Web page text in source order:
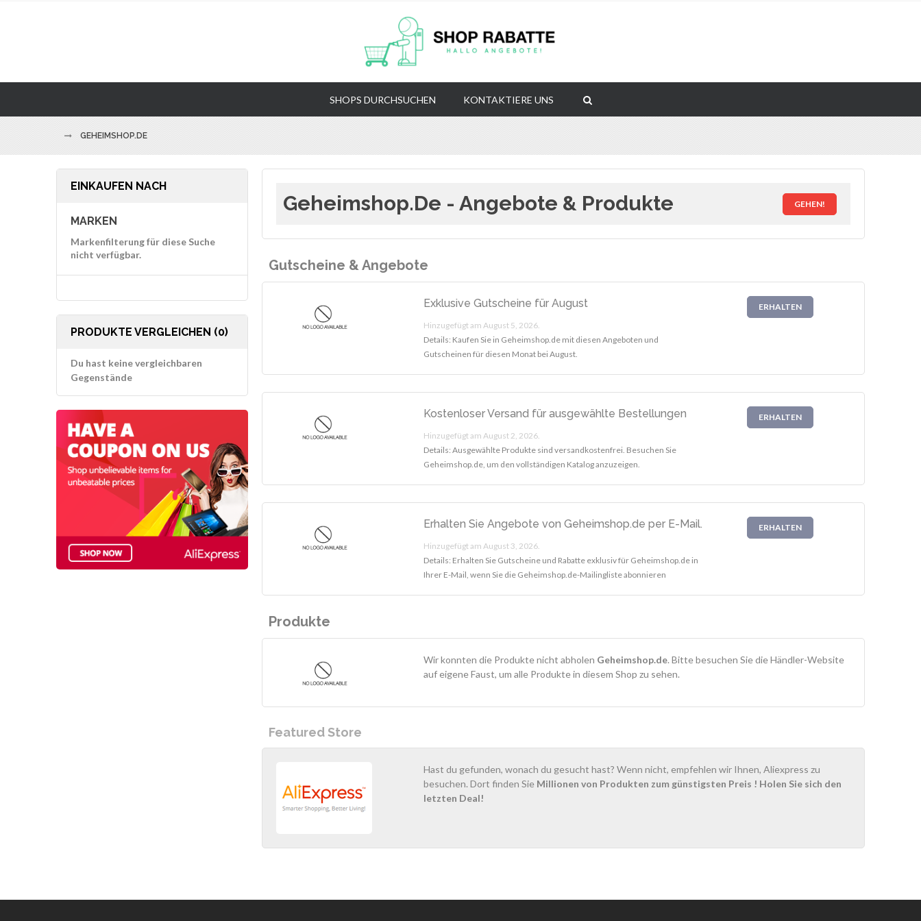
SHOPS DURCHSUCHEN KONTAKTIERE UNS
GEHEIMSHOP.DE
Geheimshop.de - Angebote & Produkte GEHEN!
Gutscheine & Angebote
Exklusive Gutscheine für August
Hinzugefügt am August 5, 2026.
Details: Kaufen Sie in Geheimshop.de mit diesen Angeboten und
Gutscheinen für diesen Monat bei August.
ERHALTEN
Kostenloser Versand für ausgewählte Bestellungen
Hinzugefügt am August 2, 2026.
Details: Ausgewählte Produkte sind versandkostenfrei. Besuchen Sie
Geheimshop.de, um den vollständigen Katalog anzuzeigen.
ERHALTEN
Erhalten Sie Angebote von Geheimshop.de per E-Mail.
Hinzugefügt am August 3, 2026.
Details: Erhalten Sie Gutscheine und Rabatte exklusiv für Geheimshop.de in
Ihrer E-Mail, wenn Sie die Geheimshop.de-Mailingliste abonnieren
ERHALTEN
Produkte
Wir konnten die Produkte nicht abholen Geheimshop.de. Bitte besuchen Sie die Händler-Website
auf eigene Faust, um alle Produkte in diesem Shop zu sehen.
Featured Store
Hast du gefunden, wonach du gesucht hast? Wenn nicht, empfehlen wir Ihnen, Aliexpress zu
besuchen. Dort finden Sie Millionen von Produkten zum günstigsten Preis ! Holen Sie sich den
letzten Deal!
EINKAUFEN NACH
MARKEN
Markenfilterung für diese Suche
nicht verfügbar.
PRODUKTE VERGLEICHEN (0)
Du hast keine vergleichbaren
Gegenstände